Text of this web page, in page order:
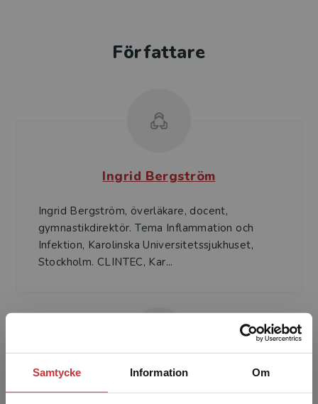
Samtycke Information Om
Författare
Ingrid Bergström
Ingrid Bergström, överläkare, docent,
gymnastikdirektör. Tema Inflammation och
Infektion, Karolinska Universitetssjukhuset,
Stockholm. CLINTEC, Kar...
Hans Berg